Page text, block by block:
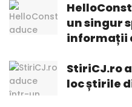
un singur
informații
StiriCJ.ro
loc știrile